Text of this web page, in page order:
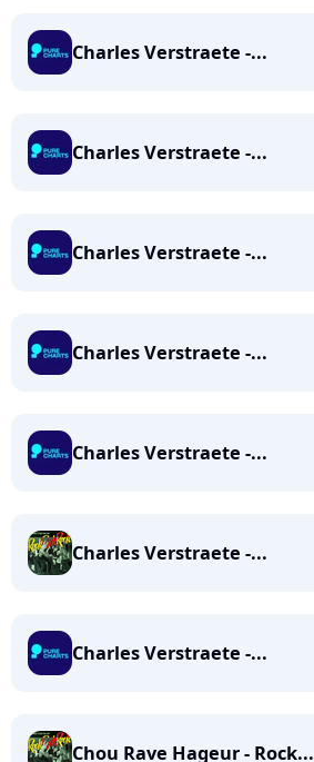
Charles Verstraete -...
Charles Verstraete -...
Charles Verstraete -...
Charles Verstraete -...
Charles Verstraete -...
Charles Verstraete -...
Charles Verstraete -...
Chou Rave Hageur - Rock...